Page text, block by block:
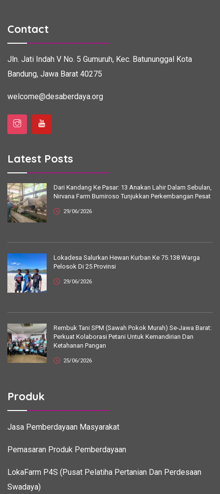
Contact
Jln. Jati Indah V No. 5 Gumuruh, Kec. Batununggal Kota
Bandung, Jawa Barat 40275
welcome@desaberdaya.org
Latest Posts
Dari Kandang Ke Pasar: 13 Anakan Lahir Dalam Sebulan,
Nirvana Farm Bumiroso Tunjukkan Perkembangan Pesat
29/06/2026
Lokadesa Salurkan Hewan Kurban Ke 75.138 Warga
Pelosok Di 25 Provinsi
29/06/2026
Rembuk Tani SPM (Sawah Pokok Murah) Se-Jawa Barat:
Perkuat Kolaborasi Petani Untuk Kemandirian Dan
Ketahanan Pangan
25/06/2026
Produk
Jasa Pemberdayaan Masyarakat
Pemasaran Produk Pemberdayaan
LokaFarm P4S (Pusat Pelatiha Pertanian Dan Perdesaan
Swadaya)